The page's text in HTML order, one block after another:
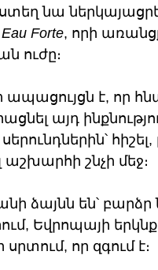
նա
Eau Forte, որի
ուժը։
է, որ
այդ
աշխարհի շնչի մեջ։
ձայնն են՝
Եվրոպայի
որ զգում է։